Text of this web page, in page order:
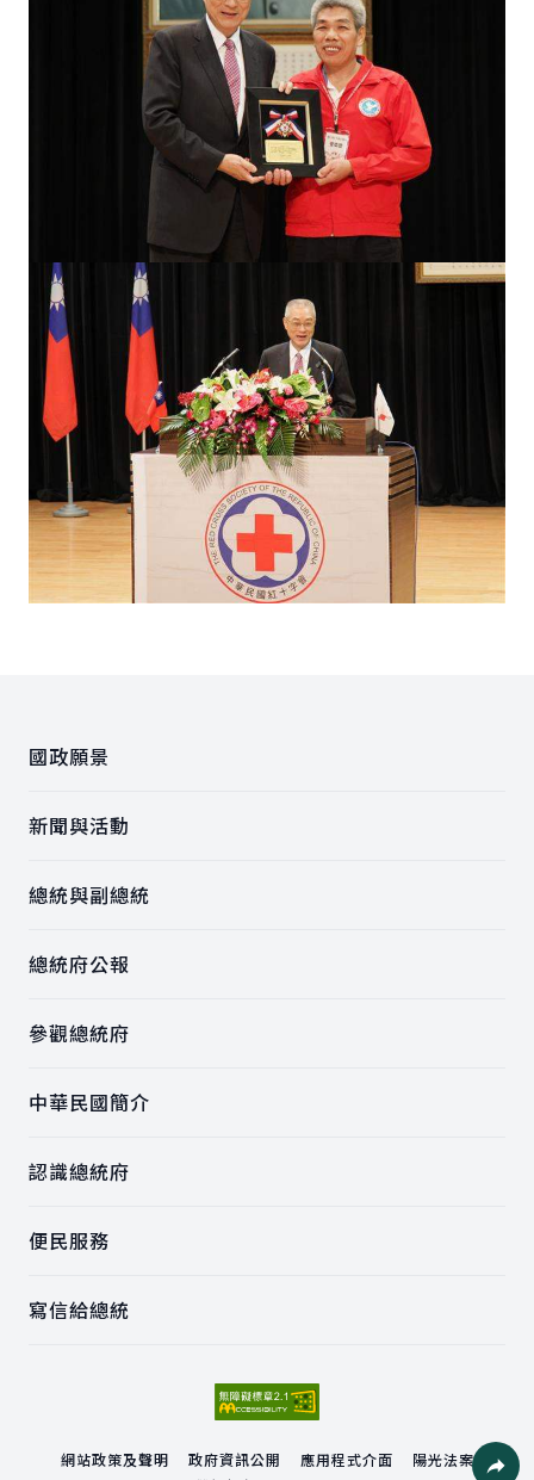
國政願景
新聞與活動
總統與副總統
總統府公報
參觀總統府
中華民國簡介
認識總統府
便民服務
寫信給總統
網站政策及聲明 政府資訊公開 應用程式介面
陽光法案